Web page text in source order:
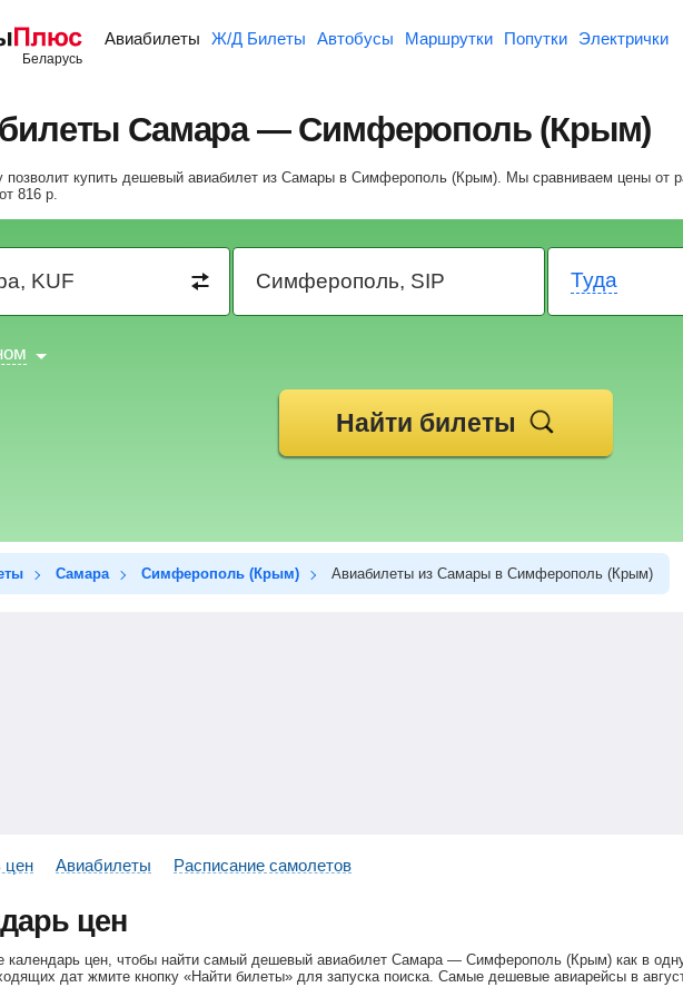
Авиабилеты Ж/Д Билеты Автобусы Маршрутки Попутки Электрички
Самара — Симферополь (Крым)
позволит купить дешевый авиабилет из Самары в Симферополь (Крым). Мы сравниваем цены от
от 816 р.
Туда
Найти билеты
Самара Симферополь (Крым) Авиабилеты из Самары в Симферополь (Крым)
цен Авиабилеты Расписание самолетов
цен
календарь цен, чтобы найти самый дешевый авиабилет Самара — Симферополь (Крым) как в
дат жмите кнопку «Найти билеты» для запуска поиска. Самые дешевые авиарейсы в